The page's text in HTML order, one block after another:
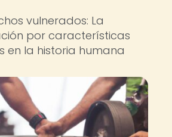
vulnerados: La
por características
en la historia humana